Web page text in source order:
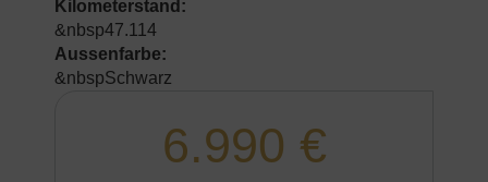
Kilometerstand:
&nbsp47.114
Aussenfarbe:
&nbspSchwarz
6.990 €